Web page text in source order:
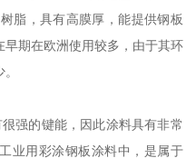
脂，具有高膜厚，能提供钢板
早期在欧洲使用较多，由于其环
。
强的键能，因此涂料具有非常
业用彩涂钢板涂料中，是属于